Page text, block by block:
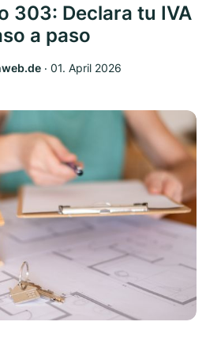
303: Declara tu IVA
a paso
‧ 01. April 2026